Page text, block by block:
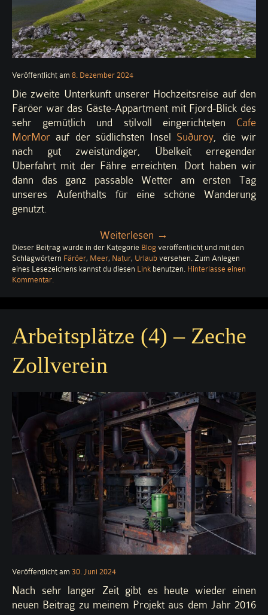
Veröffentlicht am 8. Dezember 2024
Die zweite Unterkunft unserer Hochzeitsreise auf den
Färöer war das Gäste-Appartment mit Fjord-Blick des
sehr gemütlich und stilvoll eingerichteten Cafe
MorMor auf der südlichsten Insel Suðuroy, die wir
nach gut zweistündiger, Übelkeit erregender
Überfahrt mit der Fähre erreichten. Dort haben wir
dann das ganz passable Wetter am ersten Tag
unseres Aufenthalts für eine schöne Wanderung
genutzt.
Weiterlesen „Hvannavatn:
See
mit
→
Dieser Beitrag wurde in der Kategorie Blog veröffentlicht und mit den
Schlagwörtern Färöer, Meer, Natur, Urlaub versehen. Zum Anlegen
eines Lesezeichens kannst du diesen Link benutzen. Hinterlasse einen
Kommentarzu
mit
.
Arbeitsplätze (4) – Zeche
Zollverein
Veröffentlicht am 30. Juni 2024
Nach sehr langer Zeit gibt es heute wieder einen
neuen Beitrag zu meinem Projekt aus dem Jahr 2016